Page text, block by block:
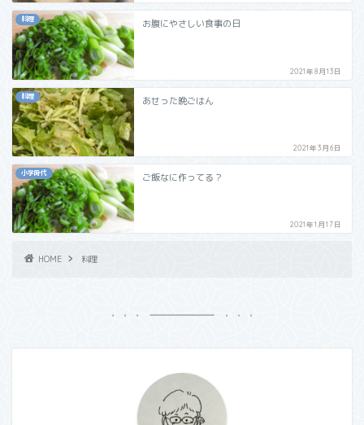
料理 お腹にやさしい食事の日
2021年8月13日
料理 あせった晩ごはん
2021年3月6日
小学時代 ご飯なに作ってる？
2021年1月17日
HOME 料理